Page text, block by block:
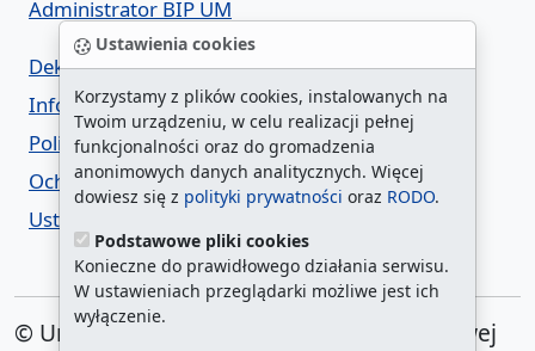
Ustawienia cookies
Korzystamy z plików cookies, instalowanych na
Twoim urządzeniu, w celu realizacji pełnej
funkcjonalności oraz do gromadzenia
anonimowych danych analitycznych. Więcej
dowiesz się z polityki prywatności oraz RODO.
Podstawowe pliki cookies
Konieczne do prawidłowego działania serwisu.
W ustawieniach przeglądarki możliwe jest ich
wyłączenie.
Administrator BIP UM
Deklaracja dostępności
Informacja o urzędzie w ETR
Polityka prywatności
Ochrona danych osobowych
Ustawienia cookies
© Urząd Miasta Szczecin. Plac Armii Krajowej